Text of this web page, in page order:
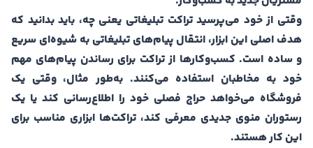
وقتی از خود می‌پرسید تراکت تبلیغاتی یعنی چه، باید بدانید که
هدف اصلی این ابزار، انتقال پیام‌های تبلیغاتی به شیوه‌ای سریع
و ساده است. کسب‌وکارها از تراکت برای رساندن پیام‌های مهم
خود به مخاطبان استفاده می‌کنند. به‌طور مثال، وقتی یک
فروشگاه می‌خواهد حراج فصلی خود را اطلاع‌رسانی کند یا یک
رستوران منوی جدیدی معرفی کند، تراکت‌ها ابزاری مناسب برای
این کار هستند.